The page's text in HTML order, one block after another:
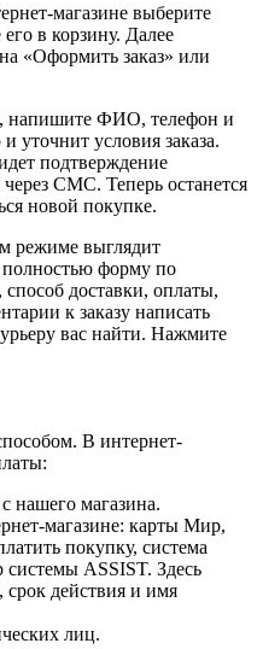
магазине выберите
в корзину. Далее
«Оформить заказ» или
напишите ФИО, телефон и
уточнит условия заказа.
подтверждение
СМС. Теперь останется
новой покупке.
режиме выглядит
форму по
доставки, оплаты,
к заказу написать
вас найти. Нажмите
В интернет-
нашего магазина.
магазине: карты Мир,
покупку, система
системы ASSIST. Здесь
действия и имя
лиц.